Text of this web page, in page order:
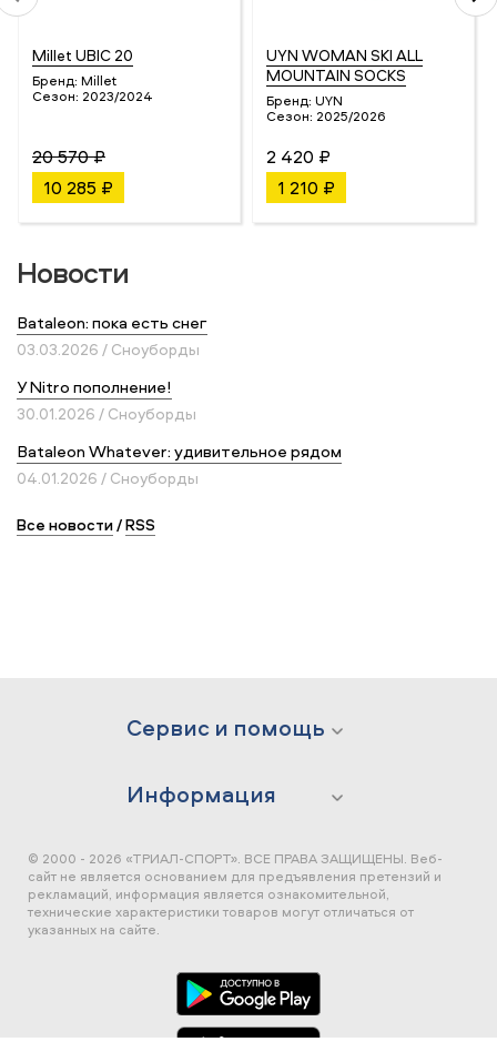
Millet UBIC 20
Бренд: Millet
Сезон: 2023/2024
20 570 ₽
10 285 ₽
UYN WOMAN SKI ALL
MOUNTAIN SOCKS
Бренд: UYN
Сезон: 2025/2026
2 420 ₽
1 210 ₽
Новости
Bataleon: пока есть снег
03.03.2026 / Сноуборды
У Nitro пополнение!
30.01.2026 / Сноуборды
Bataleon Whatever: удивительное рядом
04.01.2026 / Сноуборды
Все новости/RSS
Сервис и помощь
Информация
© 2000 - 2026 «ТРИАЛ-СПОРТ». ВСЕ ПРАВА ЗАЩИЩЕНЫ. Веб-
сайт не является основанием для предъявления претензий и
рекламаций, информация является ознакомительной,
технические характеристики товаров могут отличаться от
указанных на сайте.